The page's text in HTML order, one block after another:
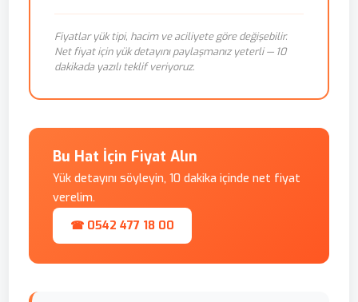
Fiyatlar yük tipi, hacim ve aciliyete göre değişebilir.
Net fiyat için yük detayını paylaşmanız yeterli — 10
dakikada yazılı teklif veriyoruz.
Bu Hat İçin Fiyat Alın
Yük detayını söyleyin, 10 dakika içinde net fiyat
verelim.
☎ 0542 477 18 00